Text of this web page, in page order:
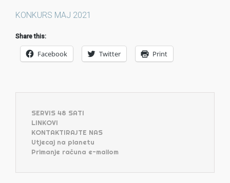
KONKURS MAJ 2021
Share this:
Facebook Twitter Print
SERVIS 48 SATI
LINKOVI
KONTAKTIRAJTE NAS
Utjecaj na planetu
Primanje računa e-mailom